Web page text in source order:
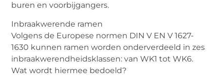
buren en voorbijgangers.
Inbraakwerende ramen
Volgens de Europese normen DIN V EN V 1627-
1630 kunnen ramen worden onderverdeeld in zes
inbraakwerendheidsklassen: van WK1 tot WK6.
Wat wordt hiermee bedoeld?